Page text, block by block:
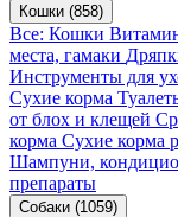
Кошки (858)
Все: Кошки
места, гамаки
Инструменты для
Сухие корма
от блох и клещей
корма Сухие корма
Шампуни,
препараты
Собаки (1059)